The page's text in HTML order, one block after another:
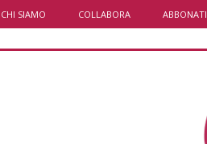
CHI SIAMO COLLABORA ABBONATI